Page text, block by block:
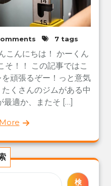
7 tags
んにちは！ かーくん
そ！！ この記事ではこ
頑張るぞー！っと意気
くさんのジムがある中
最適か、またそ […]
検